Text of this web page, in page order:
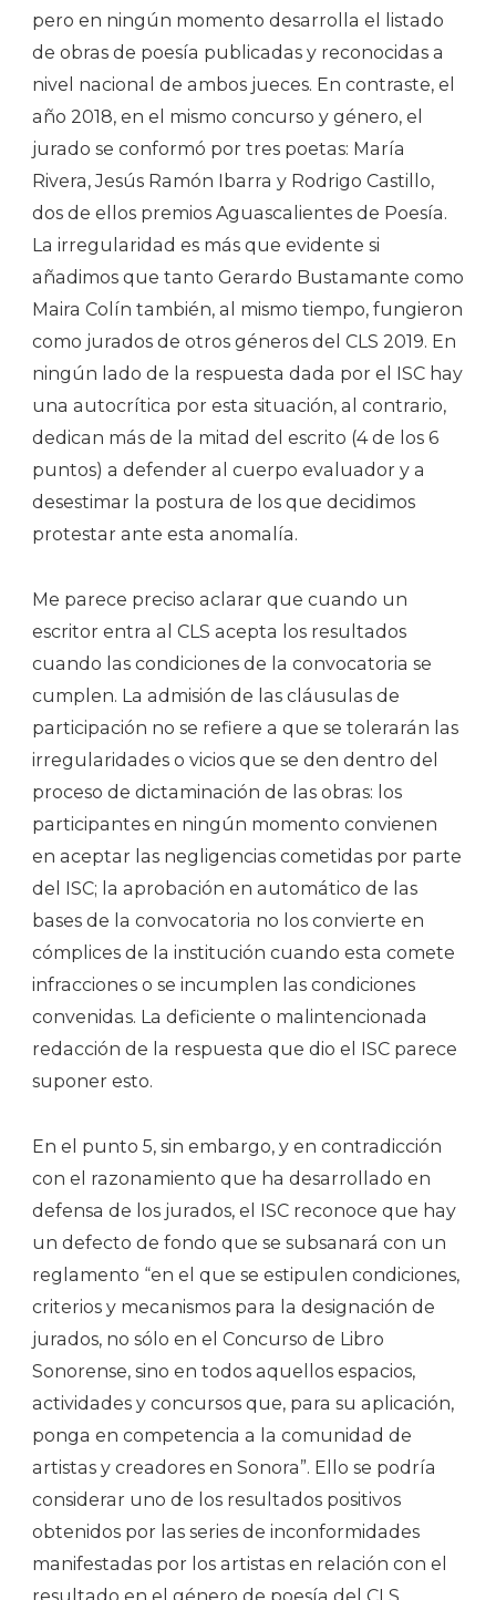
pero en ningún momento desarrolla el listado
de obras de poesía publicadas y reconocidas a
nivel nacional de ambos jueces. En contraste, el
año 2018, en el mismo concurso y género, el
jurado se conformó por tres poetas: María
Rivera, Jesús Ramón Ibarra y Rodrigo Castillo,
dos de ellos premios Aguascalientes de Poesía.
La irregularidad es más que evidente si
añadimos que tanto Gerardo Bustamante como
Maira Colín también, al mismo tiempo, fungieron
como jurados de otros géneros del CLS 2019. En
ningún lado de la respuesta dada por el ISC hay
una autocrítica por esta situación, al contrario,
dedican más de la mitad del escrito (4 de los 6
puntos) a defender al cuerpo evaluador y a
desestimar la postura de los que decidimos
protestar ante esta anomalía.
Me parece preciso aclarar que cuando un
escritor entra al CLS acepta los resultados
cuando las condiciones de la convocatoria se
cumplen. La admisión de las cláusulas de
participación no se refiere a que se tolerarán las
irregularidades o vicios que se den dentro del
proceso de dictaminación de las obras: los
participantes en ningún momento convienen
en aceptar las negligencias cometidas por parte
del ISC; la aprobación en automático de las
bases de la convocatoria no los convierte en
cómplices de la institución cuando esta comete
infracciones o se incumplen las condiciones
convenidas. La deficiente o malintencionada
redacción de la respuesta que dio el ISC parece
suponer esto.
En el punto 5, sin embargo, y en contradicción
con el razonamiento que ha desarrollado en
defensa de los jurados, el ISC reconoce que hay
un defecto de fondo que se subsanará con un
reglamento “en el que se estipulen condiciones,
criterios y mecanismos para la designación de
jurados, no sólo en el Concurso de Libro
Sonorense, sino en todos aquellos espacios,
actividades y concursos que, para su aplicación,
ponga en competencia a la comunidad de
artistas y creadores en Sonora”. Ello se podría
considerar uno de los resultados positivos
obtenidos por las series de inconformidades
manifestadas por los artistas en relación con el